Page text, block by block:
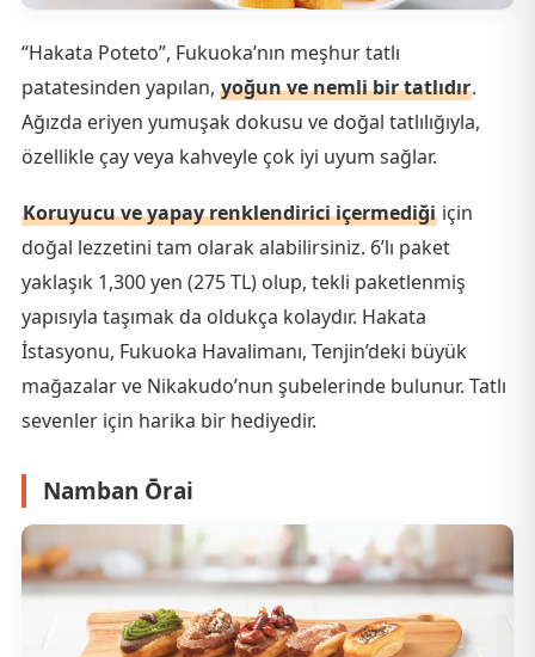
“Hakata Poteto”, Fukuoka’nın meşhur tatlı
patatesinden yapılan, yoğun ve nemli bir tatlıdır.
Ağızda eriyen yumuşak dokusu ve doğal tatlılığıyla,
özellikle çay veya kahveyle çok iyi uyum sağlar.
Koruyucu ve yapay renklendirici içermediği için
doğal lezzetini tam olarak alabilirsiniz. 6’lı paket
yaklaşık 1,300 yen (275 TL) olup, tekli paketlenmiş
yapısıyla taşımak da oldukça kolaydır. Hakata
İstasyonu, Fukuoka Havalimanı, Tenjin’deki büyük
mağazalar ve Nikakudo’nun şubelerinde bulunur. Tatlı
sevenler için harika bir hediyedir.
Namban Ōrai